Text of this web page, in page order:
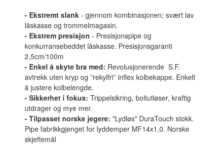
- Ekstremt slank- gjennom kombinasjonen; svært lav
låskasse og trommelmagasin.
- Ekstrem presisjon - Presisjonspipe og
konkurransebeddet låskasse. Presisjonsgaranti
2,5cm/100m
- Enkel å skyte bra med: Revolusjonerende S.F.
avtrekk uten kryp og ”rekylfri” inflex kolbekappe. Enkelt
å justere kolbelengde.
- Sikkerhet i fokus: Trippelsikring, boltutløser, kraftig
utdrager og mye mer.
- Tilpasset norske jegere: "Lydløs" DuraTouch stokk.
Pipe fabrikkgjenget for lyddemper MF14x1,0. Norske
skjeftemål